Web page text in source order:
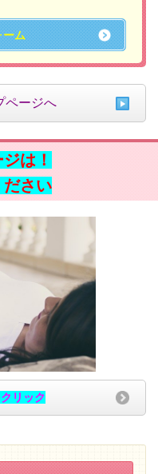
ーム
ページへ
は！
ださい
リック